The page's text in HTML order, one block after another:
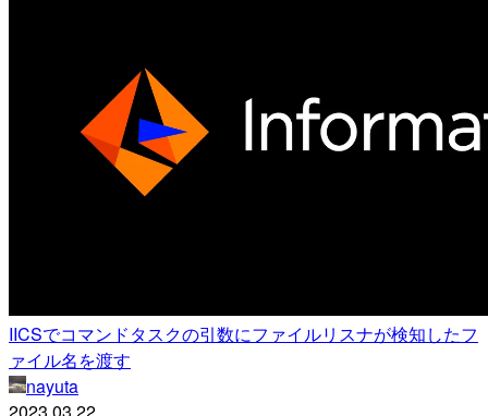
IICSでコマンドタスクの引数にファイルリスナが検知したフ
ァイル名を渡す
nayuta